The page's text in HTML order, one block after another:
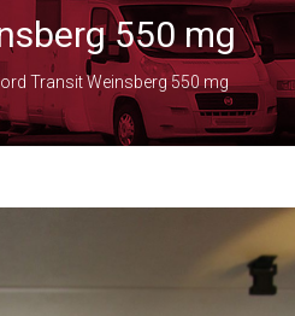
550 mg
Transit Weinsberg 550 mg